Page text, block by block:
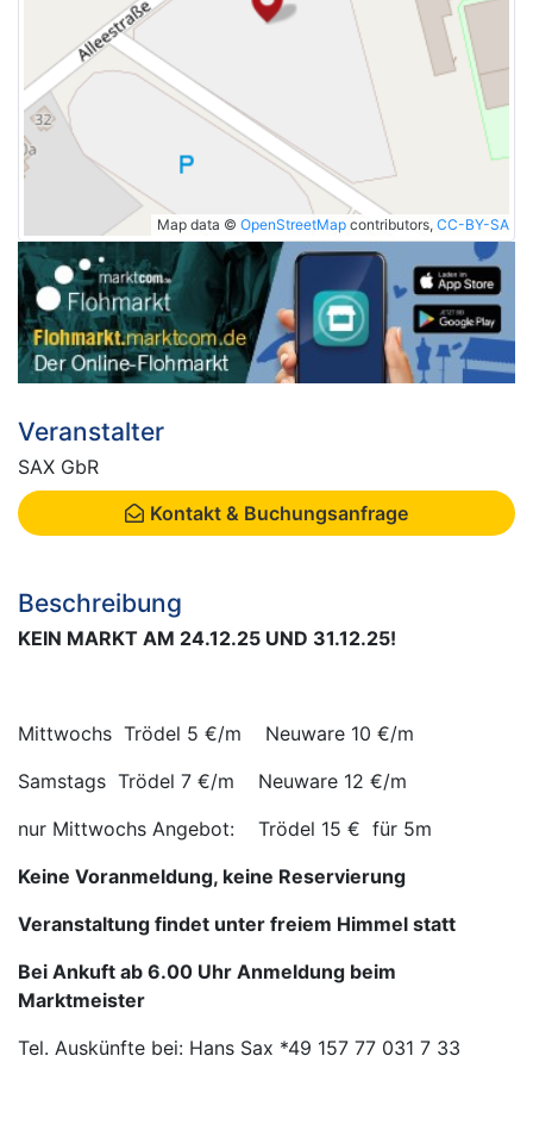
Map data © OpenStreetMap contributors, CC-BY-SA
Veranstalter
SAX GbR
Kontakt & Buchungsanfrage
Beschreibung
KEIN MARKT AM 24.12.25 UND 31.12.25!
Mittwochs Trödel 5 €/m Neuware 10 €/m
Samstags Trödel 7 €/m Neuware 12 €/m
nur Mittwochs Angebot: Trödel 15 € für 5m
Keine Voranmeldung, keine Reservierung
Veranstaltung findet unter freiem Himmel statt
Bei Ankuft ab 6.00 Uhr Anmeldung beim
Marktmeister
Tel. Auskünfte bei: Hans Sax *49 157 77 031 7 33